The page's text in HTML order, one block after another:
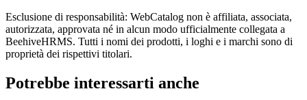
Esclusione di responsabilità: WebCatalog non è affiliata, associata,
autorizzata, approvata né in alcun modo ufficialmente collegata a
BeehiveHRMS. Tutti i nomi dei prodotti, i loghi e i marchi sono di
proprietà dei rispettivi titolari.
Potrebbe interessarti anche